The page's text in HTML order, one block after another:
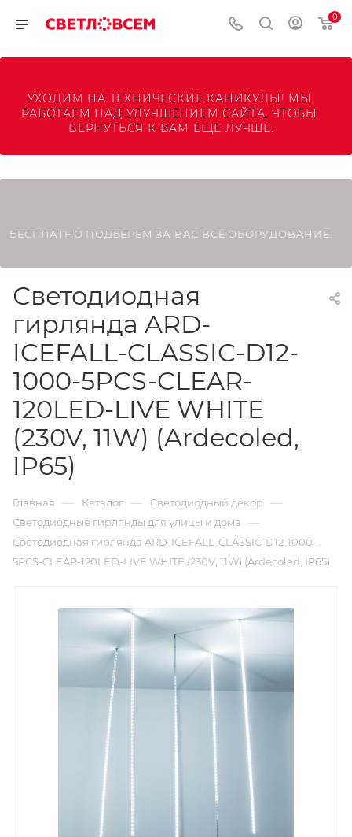
0
УХОДИМ НА ТЕХНИЧЕСКИЕ КАНИКУЛЫ! МЫ
РАБОТАЕМ НАД УЛУЧШЕНИЕМ САЙТА, ЧТОБЫ
ВЕРНУТЬСЯ К ВАМ ЕЩЕ ЛУЧШЕ.
БЕСПЛАТНО ПОДБЕРЕМ ЗА ВАС ВСЁ ОБОРУДОВАНИЕ.
Светодиодная
гирлянда ARD-
ICEFALL-CLASSIC-D12-
1000-5PCS-CLEAR-
120LED-LIVE WHITE
(230V, 11W) (Ardecoled,
IP65)
Главная — Каталог — Светодиодный декор —
Светодиодные гирлянды для улицы и дома —
Светодиодная гирлянда ARD-ICEFALL-CLASSIC-D12-1000-
5PCS-CLEAR-120LED-LIVE WHITE (230V, 11W) (Ardecoled, IP65)